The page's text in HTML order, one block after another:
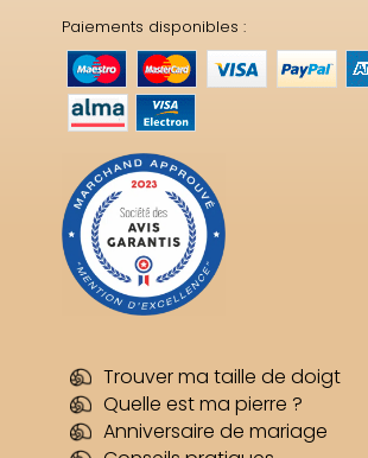
Paiements disponibles :
Trouver ma taille de doigt
Quelle est ma pierre ?
Anniversaire de mariage